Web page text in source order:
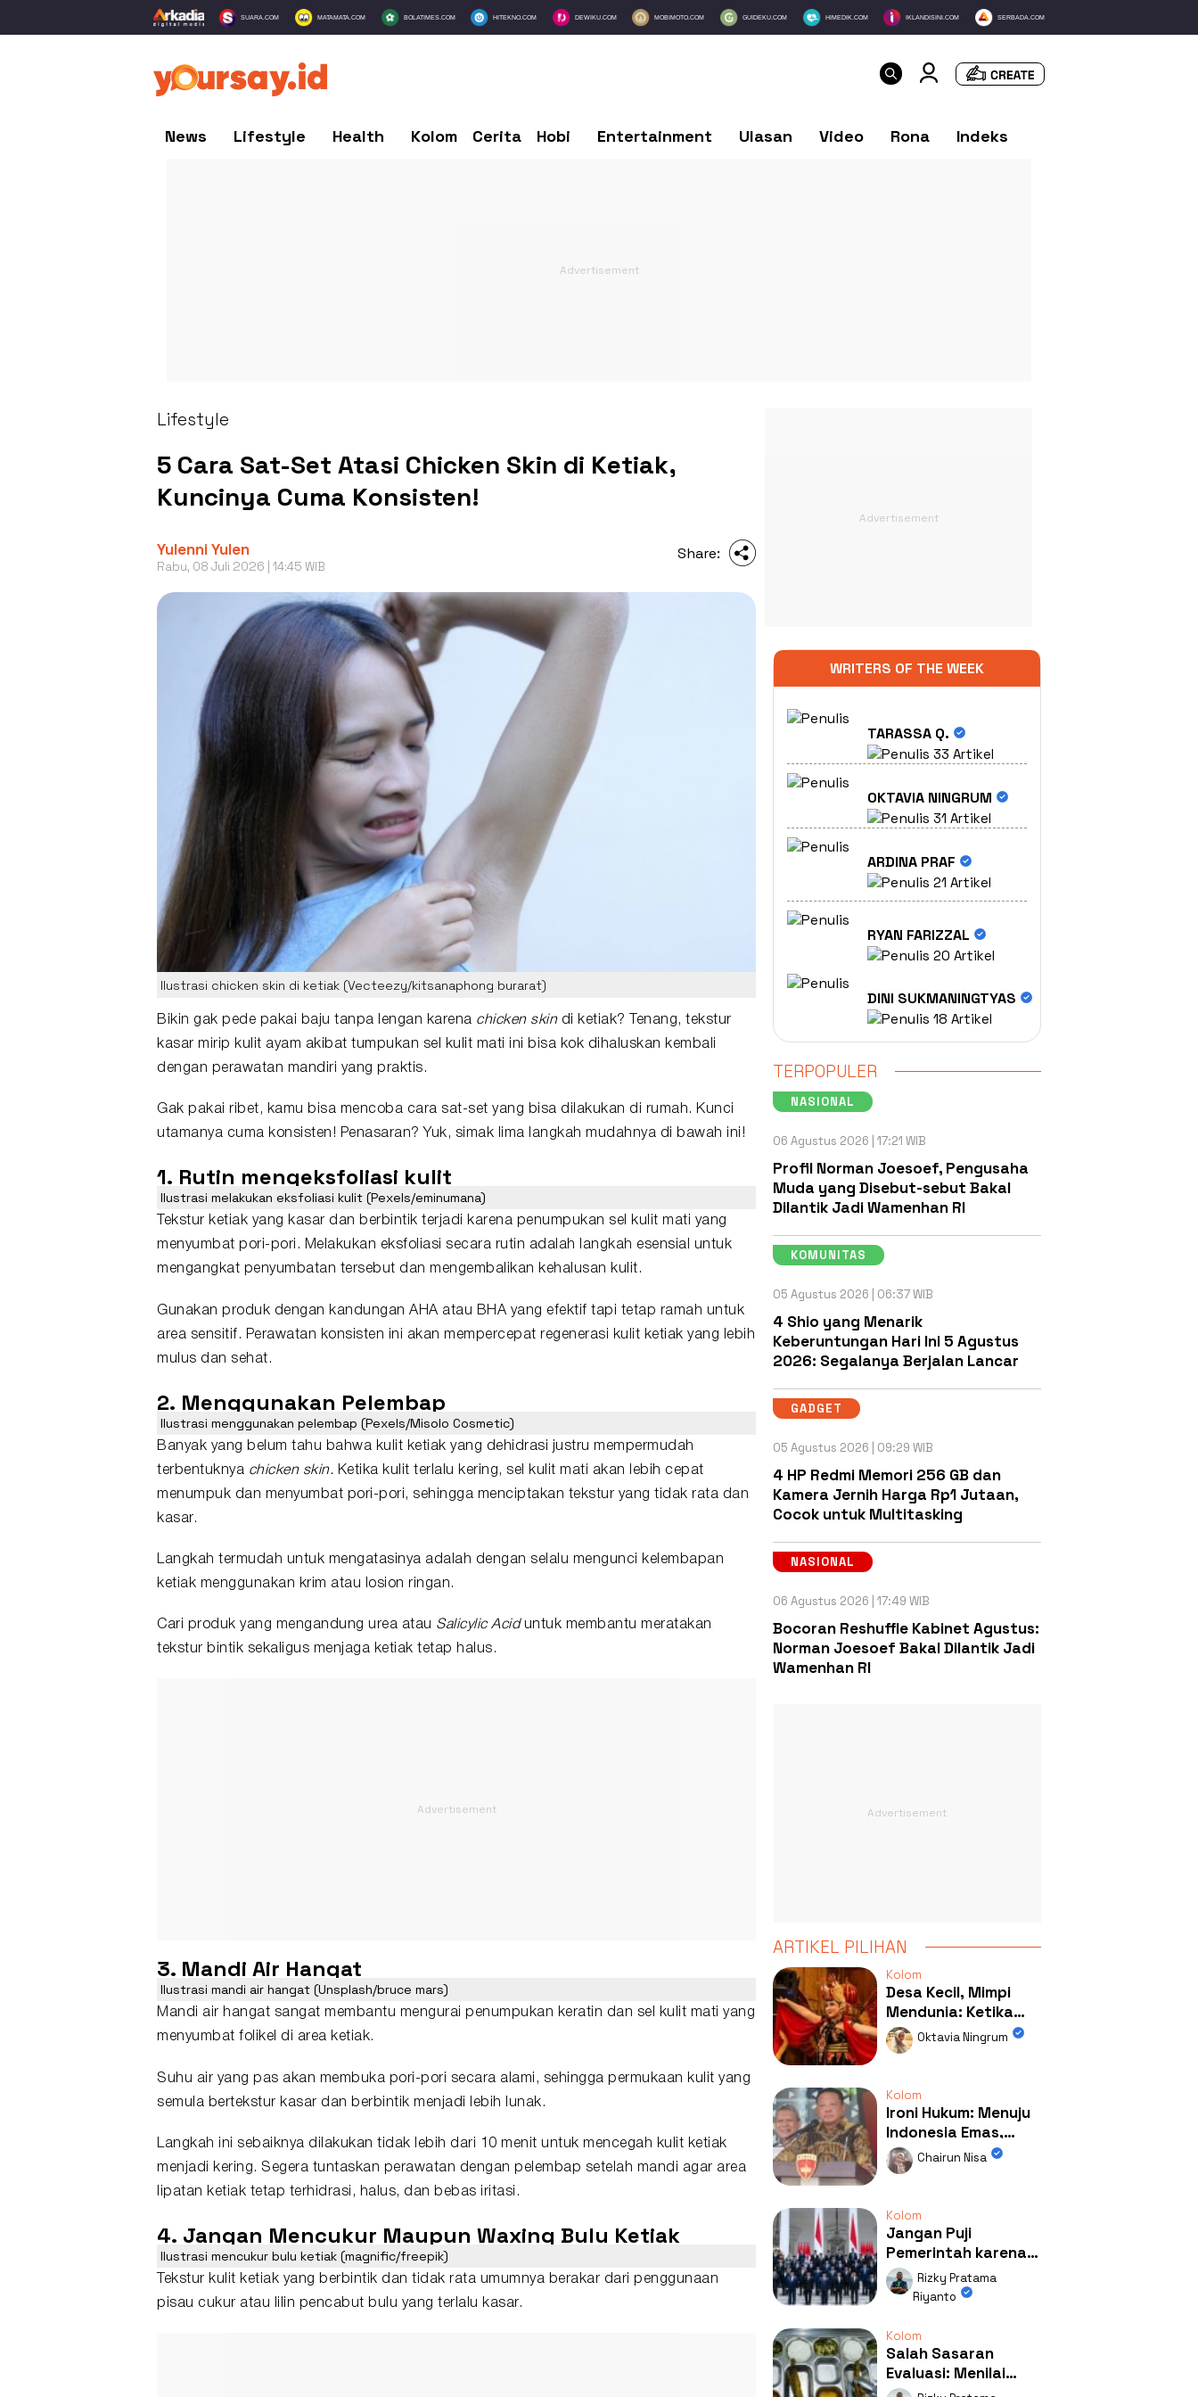
SUARA.COM MATAMATA.COM BOLATIMES.COM HITEKNO.COM DEWIKU.COM MOBIMOTO.COM GUIDEKU.COM HIMEDIK.COM IKLANDISINI.COM SERBADA.COM
News Lifestyle Health Kolom Cerita Hobi Entertainment Ulasan Video Rona Indeks
Lifestyle
5 Cara Sat-Set Atasi Chicken Skin di Ketiak,
Kuncinya Cuma Konsisten!
Yulenni Yulen
Rabu, 08 Juli 2026 | 14:45 WIB
Share:
Ilustrasi chicken skin di ketiak (Vecteezy/kitsanaphong burarat)
Bikin gak pede pakai baju tanpa lengan karena chicken skindi ketiak? Tenang, tekstur
kasar mirip kulit ayam akibat tumpukan sel kulit mati ini bisa kok dihaluskan kembali
dengan perawatan mandiri yang praktis.
Gak pakai ribet, kamu bisa mencoba cara sat-set yang bisa dilakukan di rumah. Kunci
utamanya cuma konsisten! Penasaran? Yuk, simak lima langkah mudahnya di bawah ini!
1. Rutin mengeksfoliasi kulit
Ilustrasi melakukan eksfoliasi kulit (Pexels/eminumana)
Tekstur ketiak yang kasar dan berbintik terjadi karena penumpukan sel kulit mati yang
menyumbat pori-pori. Melakukan eksfoliasi secara rutin adalah langkah esensial untuk
mengangkat penyumbatan tersebut dan mengembalikan kehalusan kulit.
Gunakan produk dengan kandungan AHA atau BHA yang efektif tapi tetap ramah untuk
area sensitif. Perawatan konsisten ini akan mempercepat regenerasi kulit ketiak yang lebih
mulus dan sehat.
2. Menggunakan Pelembap
Ilustrasi menggunakan pelembap (Pexels/Misolo Cosmetic)
Banyak yang belum tahu bahwa kulit ketiak yang dehidrasi justru mempermudah
terbentuknya chicken skin. Ketika kulit terlalu kering, sel kulit mati akan lebih cepat
menumpuk dan menyumbat pori-pori, sehingga menciptakan tekstur yang tidak rata dan
kasar.
Langkah termudah untuk mengatasinya adalah dengan selalu mengunci kelembapan
ketiak menggunakan krim atau losion ringan.
Cari produk yang mengandung urea atau Salicylic Aciduntuk membantu meratakan
tekstur bintik sekaligus menjaga ketiak tetap halus.
3. Mandi Air Hangat
Ilustrasi mandi air hangat (Unsplash/bruce mars)
Mandi air hangat sangat membantu mengurai penumpukan keratin dan sel kulit mati yang
menyumbat folikel di area ketiak.
Suhu air yang pas akan membuka pori-pori secara alami, sehingga permukaan kulit yang
semula bertekstur kasar dan berbintik menjadi lebih lunak.
Langkah ini sebaiknya dilakukan tidak lebih dari 10 menit untuk mencegah kulit ketiak
menjadi kering. Segera tuntaskan perawatan dengan pelembap setelah mandi agar area
lipatan ketiak tetap terhidrasi, halus, dan bebas iritasi.
4. Jangan Mencukur Maupun Waxing Bulu Ketiak
Ilustrasi mencukur bulu ketiak (magnific/freepik)
Tekstur kulit ketiak yang berbintik dan tidak rata umumnya berakar dari penggunaan
pisau cukur atau lilin pencabut bulu yang terlalu kasar.
WRITERS OF THE WEEK
TARASSA Q.
33 Artikel
OKTAVIA NINGRUM
31 Artikel
ARDINA PRAF
21 Artikel
RYAN FARIZZAL
20 Artikel
DINI SUKMANINGTYAS
18 Artikel
TERPOPULER
NASIONAL
06 Agustus 2026 | 17:21 WIB
Profil Norman Joesoef, Pengusaha
Muda yang Disebut-sebut Bakal
Dilantik Jadi Wamenhan RI
KOMUNITAS
05 Agustus 2026 | 06:37 WIB
4 Shio yang Menarik
Keberuntungan Hari Ini 5 Agustus
2026: Segalanya Berjalan Lancar
GADGET
05 Agustus 2026 | 09:29 WIB
4 HP Redmi Memori 256 GB dan
Kamera Jernih Harga Rp1 Jutaan,
Cocok untuk Multitasking
NASIONAL
06 Agustus 2026 | 17:49 WIB
Bocoran Reshuffle Kabinet Agustus:
Norman Joesoef Bakal Dilantik Jadi
Wamenhan RI
ARTIKEL PILIHAN
Kolom
Desa Kecil, Mimpi
Mendunia: Ketika
Kolaborasi
Mengubah Wajah
Oktavia Ningrum
Kolom
Ironi Hukum: Menuju
Indonesia Emas,
Ternyata Emasnya
Ada di Rumah Febrie!
Chairun Nisa
Kolom
Jangan Puji
Pemerintah karena
Kerja: Mengapa
Publik Begitu Mudah
Rizky Pratama
Riyanto
Kolom
Salah Sasaran
Evaluasi: Menilai
Program MBG Lewat